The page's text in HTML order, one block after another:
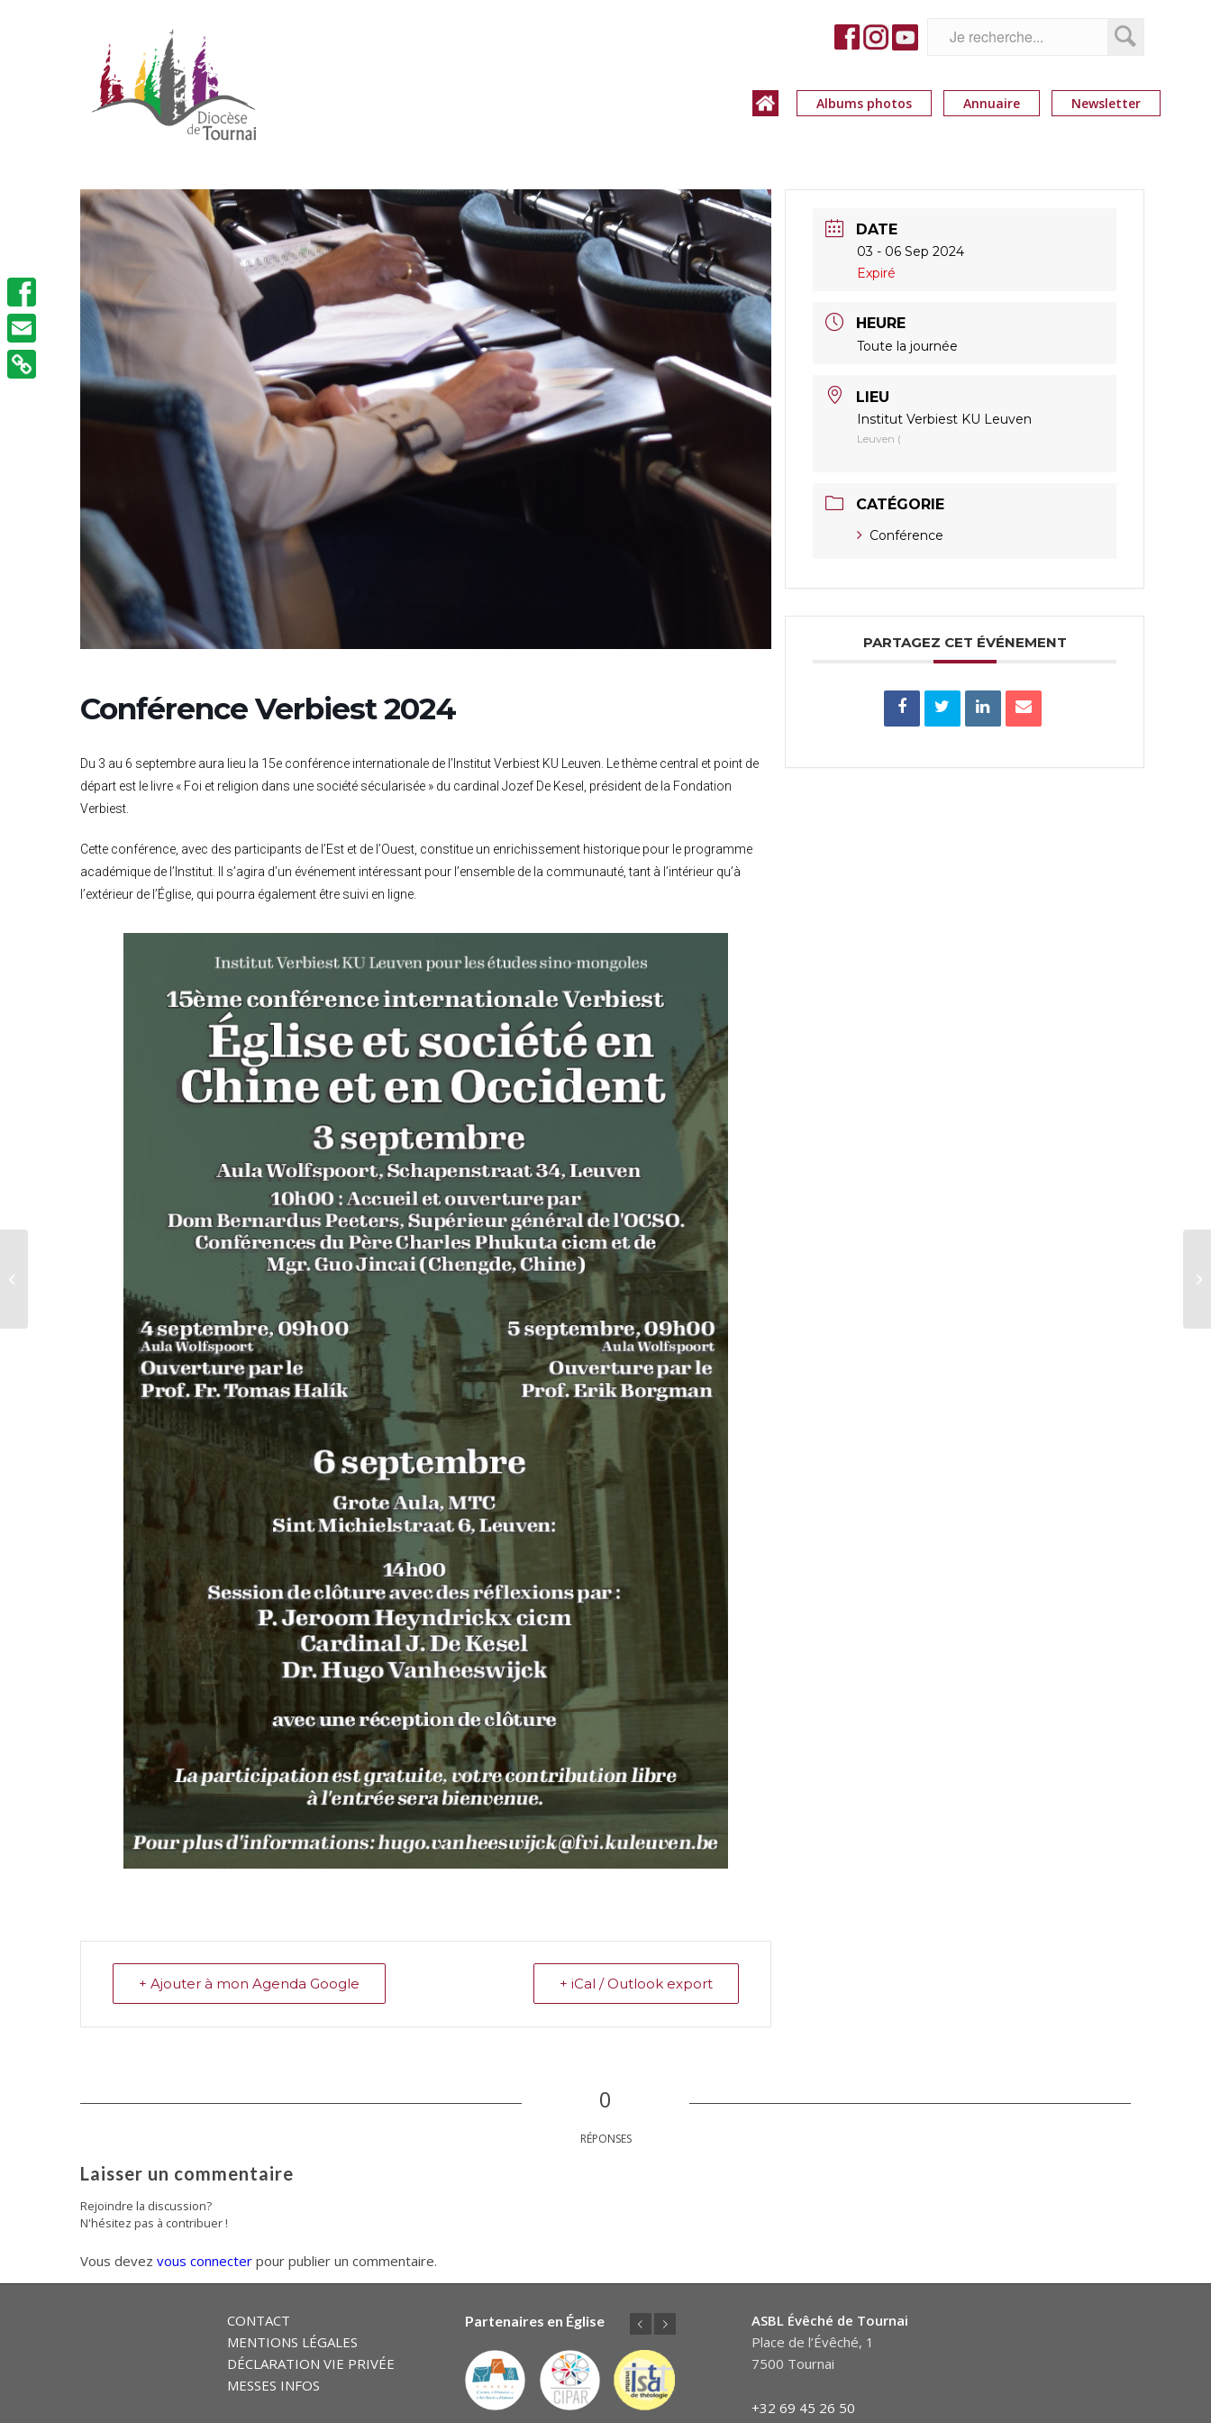
Albums photos Annuaire Newsletter
Conférence Verbiest 2024
Du 3 au 6 septembre aura lieu la 15e conférence internationale de l’Institut Verbiest KU Leuven. Le thème central et point de
départ est le livre « Foi et religion dans une société sécularisée » du cardinal Jozef De Kesel, président de la Fondation
Verbiest.
Cette conférence, avec des participants de l’Est et de l’Ouest, constitue un enrichissement historique pour le programme
académique de l’Institut. Il s’agira d’un événement intéressant pour l’ensemble de la communauté, tant à l’intérieur qu’à
l’extérieur de l’Église, qui pourra également être suivi en ligne.
+ Ajouter à mon Agenda Google + iCal / Outlook export
DATE
03 - 06 Sep 2024
Expiré
HEURE
Toute la journée
LIEU
Institut Verbiest KU Leuven
Leuven (
CATÉGORIE
Conférence
PARTAGEZ CET ÉVÉNEMENT
0
RÉPONSES
Laisser un commentaire
Rejoindre la discussion?
N'hésitez pas à contribuer !
Vous devez vous connecter pour publier un commentaire.
CONTACT
MENTIONS LÉGALES
DÉCLARATION VIE PRIVÉE
MESSES INFOS
Partenaires en Église
PrécédentSuivant
ASBL Évêché de Tournai
Place de l’Évêché, 1
7500 Tournai
+32 69 45 26 50
: messe d’ouverture
Facebook
Email